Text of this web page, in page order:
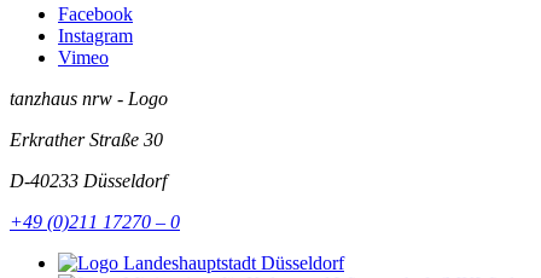
Facebook
Instagram
Vimeo
tanzhaus nrw - Logo
Erkrather Straße 30
D-40233 Düsseldorf
+49 (0)211 17270 – 0